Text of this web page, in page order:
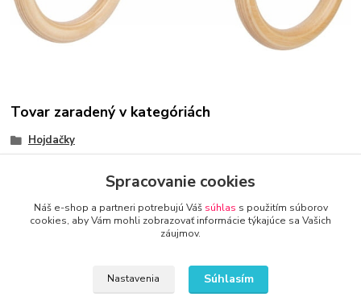
Tovar zaradený v kategóriách
Hojdačky
Nepremeškajte novinky, akcie a
zľavy!
Spracovanie cookies
Náš e-shop a partneri potrebujú Váš súhlas s použitím súborov
cookies, aby Vám mohli zobrazovať informácie týkajúce sa Vašich
záujmov.
Nastavenia Súhlasím